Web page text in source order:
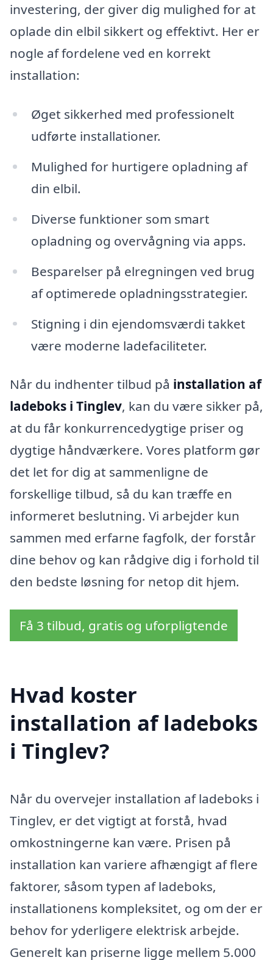
investering, der giver dig mulighed for at
oplade din elbil sikkert og effektivt. Her er
nogle af fordelene ved en korrekt
installation:
Øget sikkerhed med professionelt
udførte installationer.
Mulighed for hurtigere opladning af
din elbil.
Diverse funktioner som smart
opladning og overvågning via apps.
Besparelser på elregningen ved brug
af optimerede opladningsstrategier.
Stigning i din ejendomsværdi takket
være moderne ladefaciliteter.
Når du indhenter tilbud på installation af
ladeboks i Tinglev, kan du være sikker på,
at du får konkurrencedygtige priser og
dygtige håndværkere. Vores platform gør
det let for dig at sammenligne de
forskellige tilbud, så du kan træffe en
informeret beslutning. Vi arbejder kun
sammen med erfarne fagfolk, der forstår
dine behov og kan rådgive dig i forhold til
den bedste løsning for netop dit hjem.
Få 3 tilbud, gratis og uforpligtende
Hvad koster
installation af ladeboks
i Tinglev?
Når du overvejer installation af ladeboks i
Tinglev, er det vigtigt at forstå, hvad
omkostningerne kan være. Prisen på
installation kan variere afhængigt af flere
faktorer, såsom typen af ladeboks,
installationens kompleksitet, og om der er
behov for yderligere elektrisk arbejde.
Generelt kan priserne ligge mellem 5.000